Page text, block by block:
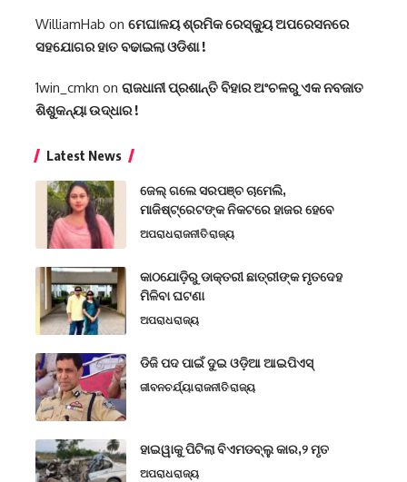
WilliamHab on ମେଘାଳୟ ଶ୍ରମିକ ରେସ୍କ୍ୟୁ ଅପରେସନରେ
ସହଯୋଗର ହାତ ବଢାଇଲା ଓଡିଶା !
1win_cmkn on ରାଜଧାନୀ ପ୍ରଶାନ୍ତି ବିହାର ଅଂଚଳରୁ ଏକ ନବଜାତ
ଶିଶୁକନ୍ୟା ଉଦ୍ଧାର !
Latest News
ଜେଲ୍ ଗଲେ ସରପଞ୍ଚ ଚାମେଲି,
ମାଜିଷ୍ଟ୍ରେଟଙ୍କ ନିକଟରେ ହାଜର ହେବେ
ଅପରାଧରାଜନୀତିରାଜ୍ୟ
କାଠଯୋଡ଼ିରୁ ଡାକ୍ତରୀ ଛାତ୍ରୀଙ୍କ ମୃତଦେହ
ମିଳିବା ଘଟଣା
ଅପରାଧରାଜ୍ୟ
ଡିଜି ପଦ ପାଇଁ ଦୁଇ ଓଡ଼ିଆ ଆଇପିଏସ୍
ଜୀବନଚର୍ଯ୍ୟାରାଜନୀତିରାଜ୍ୟ
ହାଇୱାକୁ ପିଟିଲା ବିଏମଡବ୍ଲୁ କାର,୨ ମୃତ
ଅପରାଧରାଜ୍ୟ